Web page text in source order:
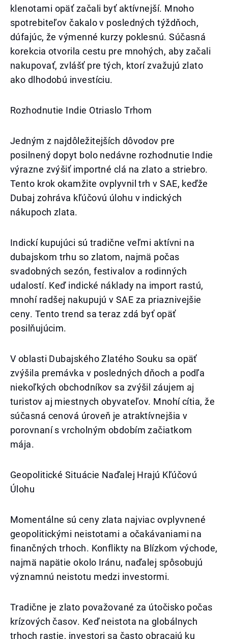
klenotami opäť začali byť aktívnejší. Mnoho
spotrebiteľov čakalo v posledných týždňoch,
dúfajúc, že výmenné kurzy poklesnú. Súčasná
korekcia otvorila cestu pre mnohých, aby začali
nakupovať, zvlášť pre tých, ktorí zvažujú zlato
ako dlhodobú investíciu.
Rozhodnutie Indie Otriaslo Trhom
Jedným z najdôležitejších dôvodov pre
posilnený dopyt bolo nedávne rozhodnutie Indie
výrazne zvýšiť importné clá na zlato a striebro.
Tento krok okamžite ovplyvnil trh v SAE, keďže
Dubaj zohráva kľúčovú úlohu v indických
nákupoch zlata.
Indickí kupujúci sú tradične veľmi aktívni na
dubajskom trhu so zlatom, najmä počas
svadobných sezón, festivalov a rodinných
udalostí. Keď indické náklady na import rastú,
mnohí radšej nakupujú v SAE za priaznivejšie
ceny. Tento trend sa teraz zdá byť opäť
posilňujúcim.
V oblasti Dubajského Zlatého Souku sa opäť
zvýšila premávka v posledných dňoch a podľa
niekoľkých obchodníkov sa zvýšil záujem aj
turistov aj miestnych obyvateľov. Mnohí cítia, že
súčasná cenová úroveň je atraktívnejšia v
porovnaní s vrcholným obdobím začiatkom
mája.
Geopolitické Situácie Naďalej Hrajú Kľúčovú
Úlohu
Momentálne sú ceny zlata najviac ovplyvnené
geopolitickými neistotami a očakávaniami na
finančných trhoch. Konflikty na Blízkom východe,
najmä napätie okolo Iránu, naďalej spôsobujú
významnú neistotu medzi investormi.
Tradične je zlato považované za útočisko počas
krízových časov. Keď neistota na globálnych
trhoch rastie, investori sa často obracajú ku